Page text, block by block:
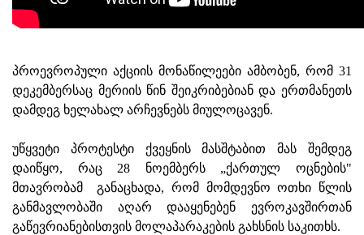
პროევროპული აქციის მონაწილეები ამბობენ, რომ 31
დეკემბერსაც მერიის წინ შეიკრიბებიან და ერთმანეთს
დამდეგ ხელახალ არჩევნებს მიულოცავენ.
უწყვეტი პროტესტი ქვეყნის მასშტაბით მას შემდეგ
დაიწყო, რაც 28 ნოემბერს „ქართულ ოცნების"
მთავრობამ განაცხადა, რომ მომდევნო ოთხი წლის
განმავლობაში აღარ დააყენებენ ევროკავშირთან
გაწევრიანებისთვის მოლაპარაკების გახსნის საკითხს.